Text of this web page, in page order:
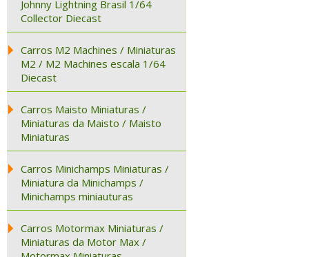
Johnny Lightning Brasil 1/64
Collector Diecast
Carros M2 Machines / Miniaturas
M2 / M2 Machines escala 1/64
Diecast
Carros Maisto Miniaturas /
Miniaturas da Maisto / Maisto
Miniaturas
Carros Minichamps Miniaturas /
Miniatura da Minichamps /
Minichamps miniauturas
Carros Motormax Miniaturas /
Miniaturas da Motor Max /